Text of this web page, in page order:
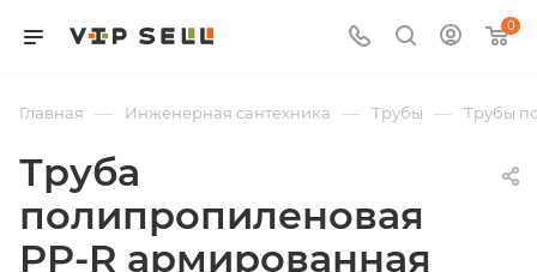
0
Главная — Инженерная сантехника — Трубы — Трубы
Труба
полипропиленовая
PP-R армированная